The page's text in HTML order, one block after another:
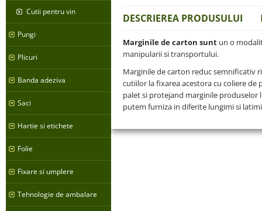
Cutii pentru vin
Pungi
Plicuri
Banda adeziva
Saci
Hartie si etichete
Folie
Fixare si umplere
Tehnologie de ambalare
DESCRIEREA PRODUSULUI
Marginile de carton sunt un o
manipularii si transportului.
Marginile de carton reduc semnificativ
cutiilor la fixarea acestora cu coliere de
palet si protejand marginile produselor
putem furniza in diferite lungimi si